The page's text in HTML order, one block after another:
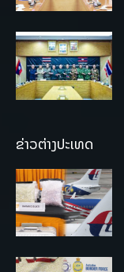
ຂ່າວຕ່າງປະເທດ